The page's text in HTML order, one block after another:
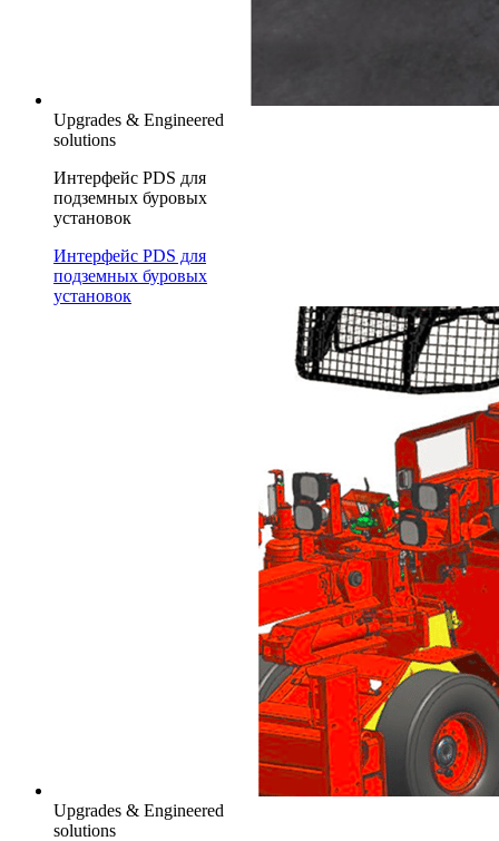
Upgrades & Engineered
solutions
Интерфейс PDS для
подземных буровых
установок
Интерфейс PDS для
подземных буровых
установок
Upgrades & Engineered
solutions